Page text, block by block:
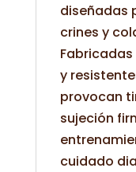
diseñadas
crines y
y
provocan
sujeción
cuidado